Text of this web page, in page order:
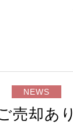
NEWS
売却あ